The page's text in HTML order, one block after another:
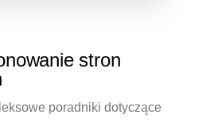
stron
poradniki dotyczące